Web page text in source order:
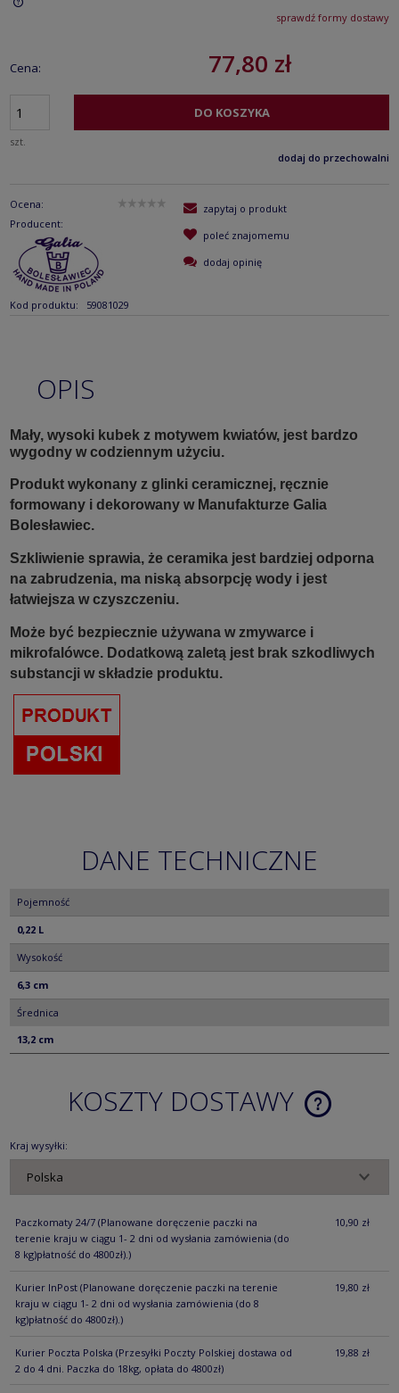
Cena nie zawiera ewentualnych kosztów płatnościsprawdź formy dostawy
Cena: 77,80 zł
szt.
DO KOSZYKA
dodaj do przechowalni
Ocena:
Producent:
Kod produktu: 59081029
zapytaj o produkt
poleć znajomemu
dodaj opinię
OPIS
Mały, wysoki kubek z motywem kwiatów, jest bardzo
wygodny w codziennym użyciu.
Produkt wykonany z glinki ceramicznej, ręcznie
formowany i dekorowany w Manufakturze Galia
Bolesławiec.
Szkliwienie sprawia, że ceramika jest bardziej odporna
na zabrudzenia, ma niską absorpcję wody i jest
łatwiejsza w czyszczeniu.
Może być bezpiecznie używana w zmywarce i
mikrofalówce. Dodatkową zaletą jest brak szkodliwych
substancji w składzie produktu.
DANE TECHNICZNE
Pojemność
0,22 L
Wysokość
6,3 cm
Średnica
13,2 cm
KOSZTY DOSTAWY
CENA NIE
Kraj wysyłki:
Paczkomaty 24/7 (Planowane doręczenie paczki na
terenie kraju w ciągu 1- 2 dni od wysłania zamówienia (do
8 kg)płatność do 4800zł).)
10,90 zł
Kurier InPost (Planowane doręczenie paczki na terenie
kraju w ciągu 1- 2 dni od wysłania zamówienia (do 8
kg)płatność do 4800zł).)
19,80 zł
Kurier Poczta Polska (Przesyłki Poczty Polskiej dostawa od
2 do 4 dni. Paczka do 18kg, opłata do 4800zł)
19,88 zł